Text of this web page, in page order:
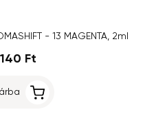
- 13 MAGENTA, 2ml
Ft